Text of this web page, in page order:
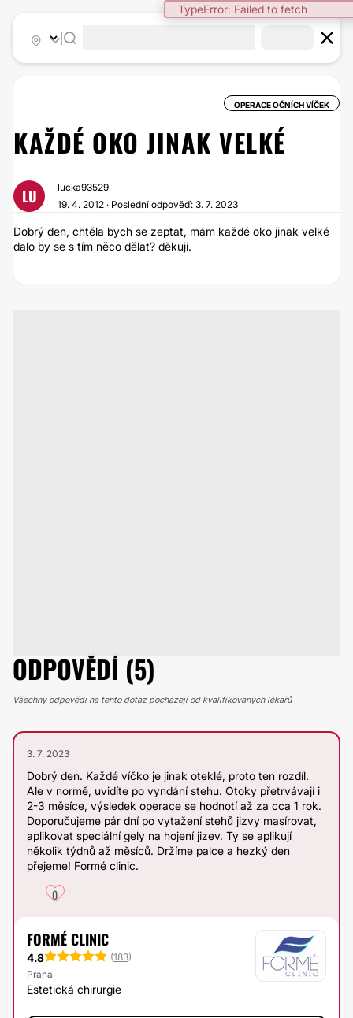
TypeError: Failed to fetch
OPERACE OČNÍCH VÍČEK
KAŽDÉ OKO JINAK VELKÉ
LU
lucka93529
19. 4. 2012 · Poslední odpověď: 3. 7. 2023
Dobrý den, chtěla bych se zeptat, mám každé oko jinak velké
dalo by se s tím něco dělat? děkuji.
ODPOVĚDÍ (5)
Všechny odpovědi na tento dotaz pocházejí od kvalifikovaných lékařů
3. 7. 2023
Dobrý den. Každé víčko je jinak oteklé, proto ten rozdíl.
Ale v normě, uvidíte po vyndání stehu. Otoky přetrvávají i
2-3 měsíce, výsledek operace se hodnotí až za cca 1 rok.
Doporučujeme pár dní po vytažení stehů jizvy masírovat,
aplikovat speciální gely na hojení jizev. Ty se aplikují
několik týdnů až měsíců. Držíme palce a hezký den
přejeme! Formé clinic.
0
FORMÉ CLINIC
4.8 (183)
Praha
Estetická chirurgie